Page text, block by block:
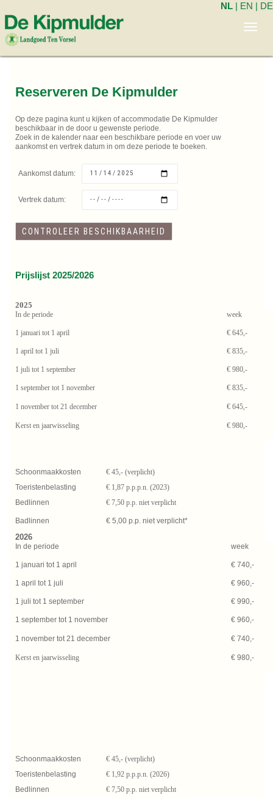
NL | EN | DE
Reserveren De Kipmulder
Op deze pagina kunt u kijken of accommodatie De Kipmulder
beschikbaar in de door u gewenste periode.
Zoek in de kalender naar een beschikbare periode en voer uw
aankomst en vertrek datum in om deze periode te boeken.
Aankomst datum:
Vertrek datum:
Prijslijst 2025/2026
2025
In de periode week
1 januari tot 1 april € 645,-
1 april tot 1 juli € 835,-
1 juli tot 1 september € 980,-
1 september tot 1 november € 835,-
1 november tot 21 december € 645,-
Kerst en jaarwisseling € 980,-
Schoonmaakkosten
€ 45,- (verplicht)
Toeristenbelasting
€ 1,87 p.p.p.n. (2023)
Bedlinnen
Badlinnen
€ 7,50 p.p. niet verplicht
€ 5,00 p.p. niet verplicht*
2026
In de periode week
1 januari tot 1 april € 740,-
1 april tot 1 juli € 960,-
1 juli tot 1 september € 990,-
1 september tot 1 november € 960,-
1 november tot 21 december € 740,-
Kerst en jaarwisseling € 980,-
Schoonmaakkosten
€ 45,- (verplicht)
Toeristenbelasting
€ 1,92 p.p.p.n. (2026)
Bedlinnen
€ 7,50 p.p. niet verplicht